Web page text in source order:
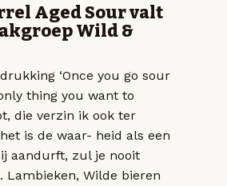
Aged Sour valt
Wild &
‘Once you go sour
thing you want to
die verzin ik ook ter
is de waar- heid als een
aandurft, zul je nooit
Lambieken, Wilde bieren